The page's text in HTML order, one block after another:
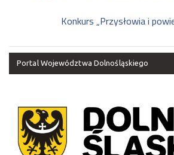
Konkurs „Przysłowia i
Portal Województwa Dolnośląskiego